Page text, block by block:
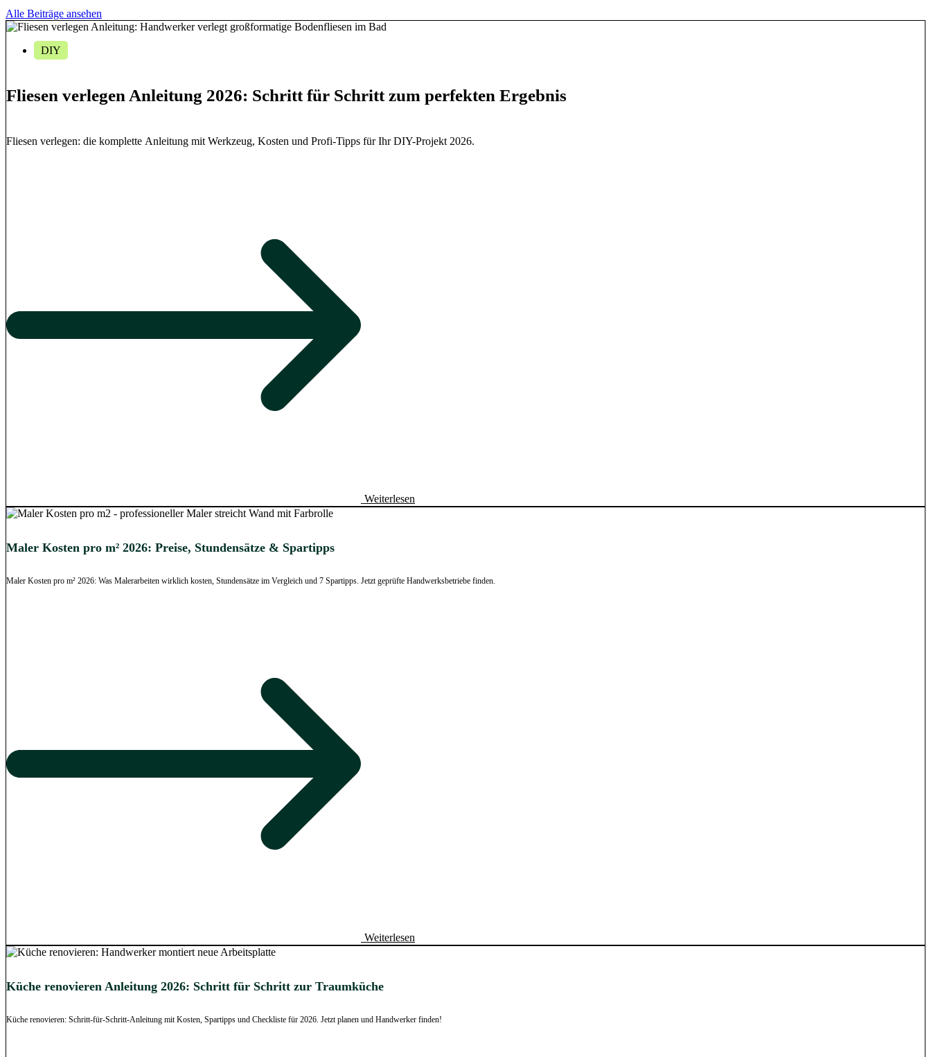
Alle Beiträge ansehen
DIY
Fliesen verlegen Anleitung 2026: Schritt für Schritt zum perfekten Ergebnis
Fliesen verlegen: die komplette Anleitung mit Werkzeug, Kosten und Profi-Tipps für Ihr DIY-Projekt 2026.
Weiterlesen
Maler Kosten pro m² 2026: Preise, Stundensätze & Spartipps
Maler Kosten pro m² 2026: Was Malerarbeiten wirklich kosten, Stundensätze im Vergleich und 7 Spartipps. Jetzt geprüfte Handwerksbetriebe finden.
Weiterlesen
Küche renovieren Anleitung 2026: Schritt für Schritt zur Traumküche
Küche renovieren: Schritt-für-Schritt-Anleitung mit Kosten, Spartipps und Checkliste für 2026. Jetzt planen und Handwerker finden!